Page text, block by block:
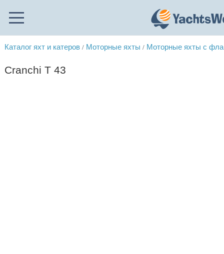
Каталог яхт и катеров / Моторные яхты / Моторные яхты с
Cranchi T 43